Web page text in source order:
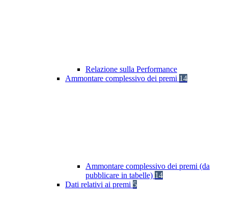
Relazione sulla Performance
Ammontare complessivo dei premi 14
Ammontare complessivo dei premi (da
pubblicare in tabelle) 14
Dati relativi ai premi 5